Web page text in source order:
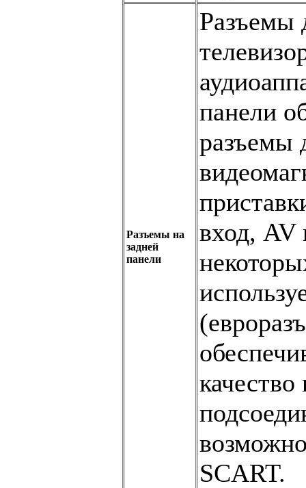
Разъемы на
задней
панели
Разъемы
панели
разъемы
вход,
качество
SCART.